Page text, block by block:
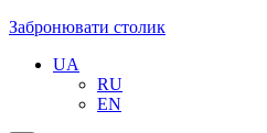
Забронювати столик
UA
RU
EN